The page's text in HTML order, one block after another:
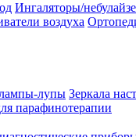
Ингаляторы/
воздуха
лупы Зеркала
парафинотерапии